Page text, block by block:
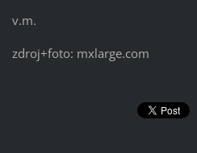
v.m.
zdroj+foto: mxlarge.com